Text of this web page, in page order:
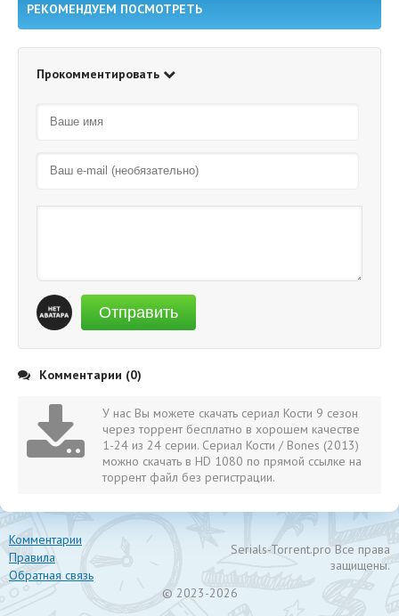
РЕКОМЕНДУЕМ ПОСМОТРЕТЬ
Прокомментировать
Отправить
Комментарии (0)
У нас Вы можете скачать сериал Кости 9 сезон
через торрент бесплатно в хорошем качестве
1-24 из 24 серии. Сериал Кости / Bones (2013)
можно скачать в HD 1080 по прямой ссылке на
торрент файл без регистрации.
Комментарии
Правила
Обратная связь
Serials-Torrent.pro Все права
защищены.
© 2023-2026